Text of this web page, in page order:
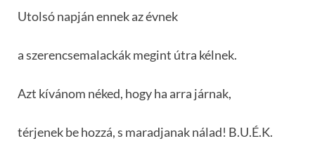
Utolsó napján ennek az évnek
a szerencsemalackák megint útra kélnek.
Azt kívánom néked, hogy ha arra járnak,
térjenek be hozzá, s maradjanak nálad! B.U.É.K.